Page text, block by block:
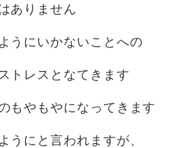
ありません
うにいかないことへの
トレスとなてきます
もやもやになってきます
うにと言われますが、